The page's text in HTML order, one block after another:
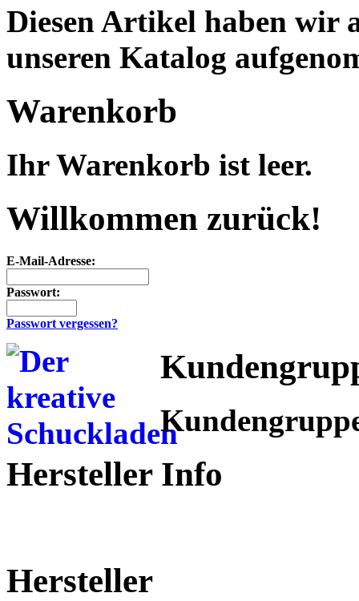
Diesen Artikel haben wir
unseren Katalog
Warenkorb
Ihr Warenkorb ist leer.
Willkommen zurück!
E-Mail-Adresse:
Passwort:
Passwort vergessen?
Hersteller Info
Hersteller